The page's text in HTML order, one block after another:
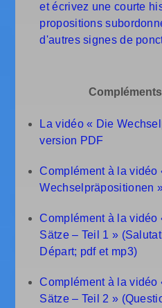
et écrivez une courte
propositions
d'autres signes de
La vidéo « Die
version PDF
Complément à la vidéo
Wechselpräpositionen
Complément à la vidéo
Sätze – Teil 1 »
Départ; pdf et mp3)
Complément à la vidéo
Sätze – Teil 2 »